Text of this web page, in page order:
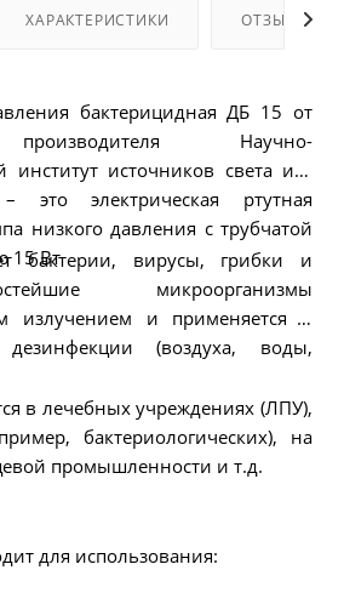
ХАРАКТЕРИСТИКИ ОТЗЫВЫ
бактерицидная ДБ 15 от
производителя Научно-
институт источников света им.
электрическая ртутная
низкого давления с трубчатой
15 Вт
бактерии, вирусы, грибки и
микроорганизмы
излучением и применяется в
(воздуха, воды,
в лечебных учреждениях (ЛПУ),
бактериологических), на
промышленности и т.д.
для использования: